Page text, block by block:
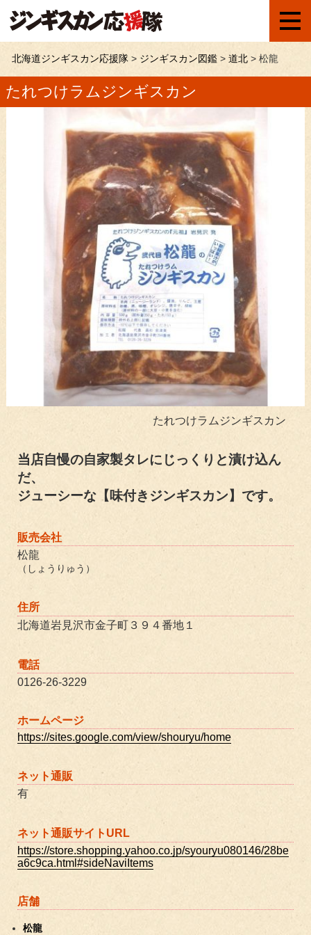
北海道ジンギスカン応援隊> ジンギスカン図鑑> 道北> 松龍
たれつけラムジンギスカン
たれつけラムジンギスカン
当店自慢の自家製タレにじっくりと漬け込ん
だ、
ジューシーな【味付きジンギスカン】です。
販売会社
松龍
（しょうりゅう）
住所
北海道岩見沢市金子町３９４番地１
電話
0126-26-3229
ホームページ
https://sites.google.com/view/shouryu/home
ネット通販
有
ネット通販サイトURL
https://store.shopping.yahoo.co.jp/syouryu080146/28be
a6c9ca.html#sideNaviItems
店舗
松龍